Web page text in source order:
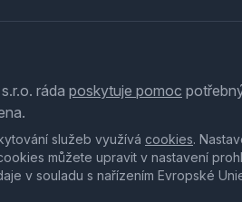
ráda poskytuje pomoc
služeb využívá cookies.
můžete upravit v nastavení
v souladu s nařízením Evropské